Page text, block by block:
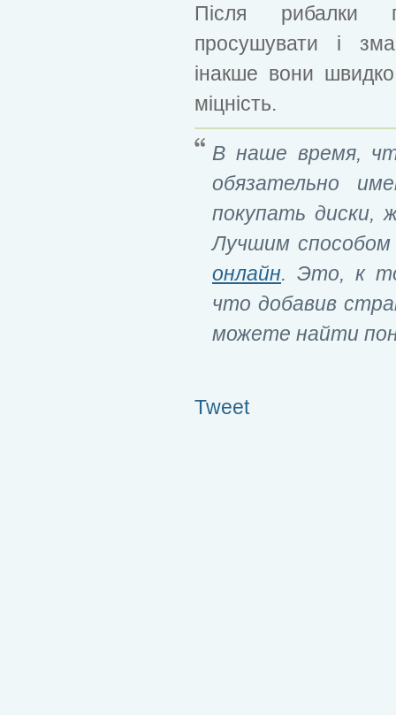
Після рибалки
просушувати і
інакше вони
міцність.
В наше время,
обязательно
покупать диски,
Лучшим
онлайн. Это, к
что добавив
можете найти
Tweet